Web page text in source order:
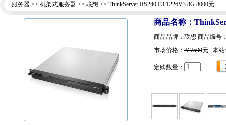
服务器 >> 机架式服务器 >> 联想 >> ThinkServer RS240 E3 1226V3 8G 8000元
商品名称：
商品品牌：联想 商品编号
市场价格： ￥7500元 本站
定购数量：